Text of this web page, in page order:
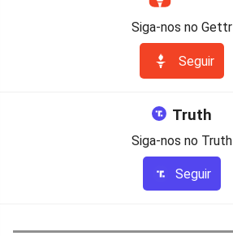
Siga-nos no Gettr
Seguir
Truth
Siga-nos no Truth
Seguir